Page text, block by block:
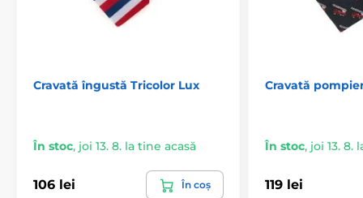
Cravată îngustă Tricolor Lux
În stoc, joi 13. 8. la tine acasă
106 lei În coș
Cravată
În stoc, joi 13. 8.
119 lei